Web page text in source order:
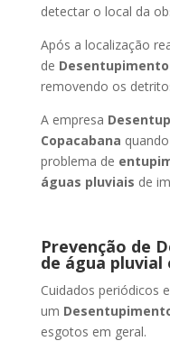
detectar o local da
Após a localização
de
removendo os
A empresa
Copacabana
problema de
águas pluviais de
Prevenção de
de água pluvial
Cuidados periódicos
um
esgotos em geral.